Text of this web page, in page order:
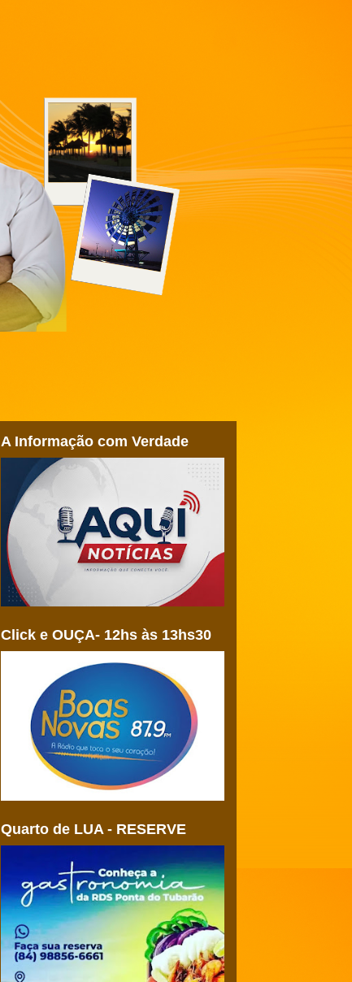
A Informação com Verdade
Click e OUÇA- 12hs às 13hs30
Quarto de LUA - RESERVE